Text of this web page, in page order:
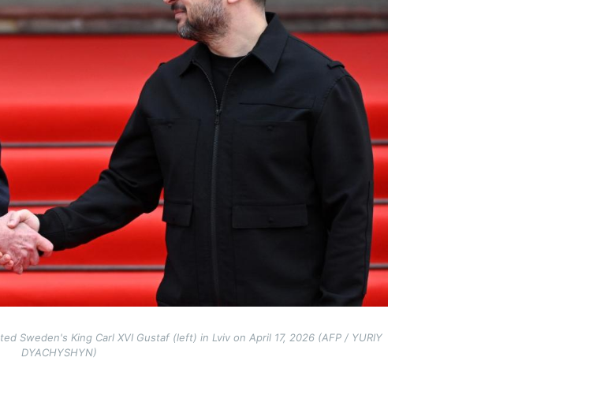
Sweden's King Carl XVI Gustaf (left) in Lviv on April 17, 2026 (AFP / YURIY
DYACHYSHYN)